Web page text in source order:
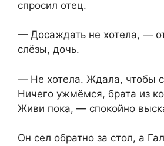
спросил отец.
— Досаждать не хотела, —
слёзы, дочь.
— Не хотела. Ждала, чтобы
Ничего ужмёмся, брата из
Живи пока, — спокойно
Он сел обратно за стол, а